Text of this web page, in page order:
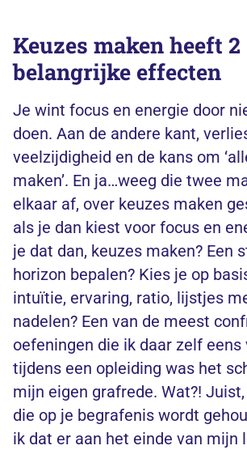
Keuzes maken heeft 2
belangrijke effecten
Je wint focus en energie door
doen. Aan de andere kant,
veelzijdigheid en de kans om
maken’. En ja…weeg die twee
elkaar af, over keuzes maken
als je dan kiest voor focus en
je dat dan, keuzes maken? Een
horizon bepalen? Kies je op
intuïtie, ervaring, ratio, lijstjes
nadelen? Een van de meest
oefeningen die ik daar zelf eens
tijdens een opleiding was het
mijn eigen grafrede. Wat?!
die op je begrafenis wordt
ik dat er aan het einde van mijn